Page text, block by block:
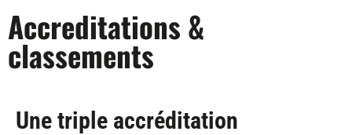
Accreditations &
classements
Une triple accréditation